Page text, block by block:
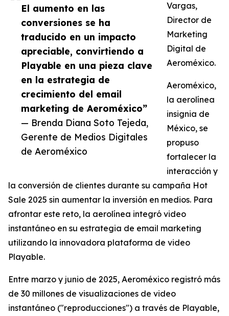
El aumento en las
conversiones se ha
traducido en un impacto
apreciable, convirtiendo a
Playable en una pieza clave
en la estrategia de
crecimiento del email
marketing de Aeroméxico”
— Brenda Diana Soto Tejeda,
Gerente de Medios Digitales
de Aeroméxico
Vargas,
Director de
Marketing
Digital de
Aeroméxico.
Aeroméxico,
la aerolínea
insignia de
México, se
propuso
fortalecer la
interacción y
la conversión de clientes durante su campaña Hot
Sale 2025 sin aumentar la inversión en medios. Para
afrontar este reto, la aerolínea integró video
instantáneo en su estrategia de email marketing
utilizando la innovadora plataforma de video
Playable.
Entre marzo y junio de 2025, Aeroméxico registró más
de 30 millones de visualizaciones de video
instantáneo ("reproducciones") a través de Playable,